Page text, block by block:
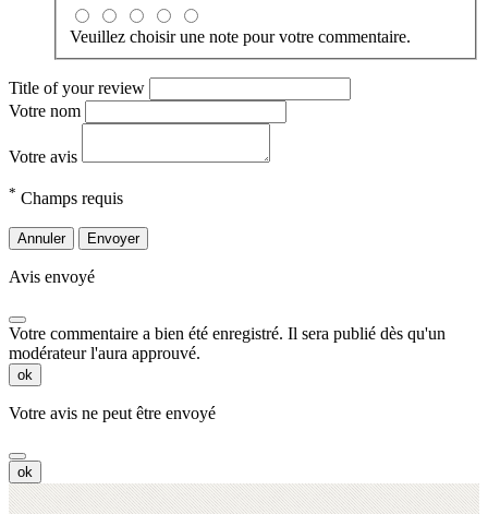
Veuillez choisir une note pour votre commentaire.
Title of your review
Votre nom
Votre avis
* Champs requis
Annuler Envoyer
Avis envoyé
Votre commentaire a bien été enregistré. Il sera publié dès qu'un
modérateur l'aura approuvé.
ok
Votre avis ne peut être envoyé
ok